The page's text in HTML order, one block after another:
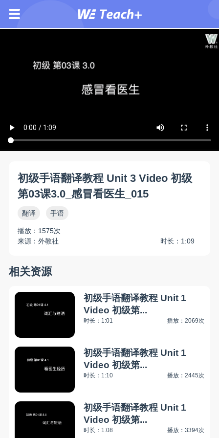
初级手语翻译教程 Unit 3 Video 初级
第03课3.0_感冒看医生_015
翻译 手语
播放：1575次
来源：外教社
时长：1:09
相关资源
初级手语翻译教程 Unit 1
Video 初级第...
时长：1:01 播放：2069次
初级手语翻译教程 Unit 1
Video 初级第...
时长：1:10 播放：2445次
初级手语翻译教程 Unit 1
Video 初级第...
时长：1:08 播放：3394次